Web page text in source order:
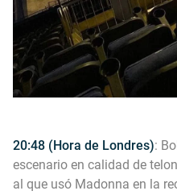
20:48 (Hora de Londres):
escenario en calidad de
al que usó Madonna en la